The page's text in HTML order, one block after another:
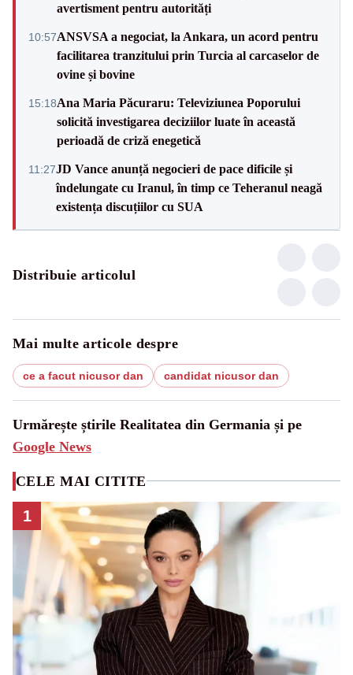
avertisment pentru autorități
10:57ANSVSA a negociat, la Ankara, un acord pentru
facilitarea tranzitului prin Turcia al carcaselor de
ovine și bovine
15:18Ana Maria Păcuraru: Televiziunea Poporului
solicită investigarea deciziilor luate în această
perioadă de criză enegetică
11:27JD Vance anunță negocieri de pace dificile și
îndelungate cu Iranul, în timp ce Teheranul neagă
existența discuțiilor cu SUA
Distribuie articolul
Mai multe articole despre
ce a facut nicusor dan candidat nicusor dan
Urmărește știrile Realitatea din Germania și pe
Google News
CELE MAI CITITE
1